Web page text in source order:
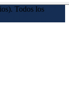
Todos los